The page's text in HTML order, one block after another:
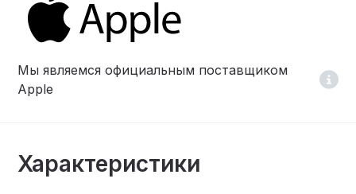
Мы являемся официальным поставщиком
Apple
Характеристики